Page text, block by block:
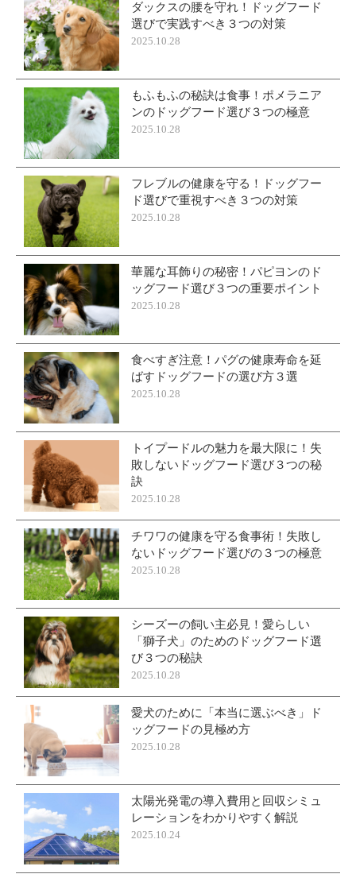
ダックスの腰を守れ！ドッグフード
選びで実践すべき３つの対策
2025.10.28
もふもふの秘訣は食事！ポメラニア
ンのドッグフード選び３つの極意
2025.10.28
フレブルの健康を守る！ドッグフー
ド選びで重視すべき３つの対策
2025.10.28
華麗な耳飾りの秘密！パピヨンのド
ッグフード選び３つの重要ポイント
2025.10.28
食べすぎ注意！パグの健康寿命を延
ばすドッグフードの選び方３選
2025.10.28
トイプードルの魅力を最大限に！失
敗しないドッグフード選び３つの秘
訣
2025.10.28
チワワの健康を守る食事術！失敗し
ないドッグフード選びの３つの極意
2025.10.28
シーズーの飼い主必見！愛らしい
「獅子犬」のためのドッグフード選
び３つの秘訣
2025.10.28
愛犬のために「本当に選ぶべき」ド
ッグフードの見極め方
2025.10.28
太陽光発電の導入費用と回収シミュ
レーションをわかりやすく解説
2025.10.24